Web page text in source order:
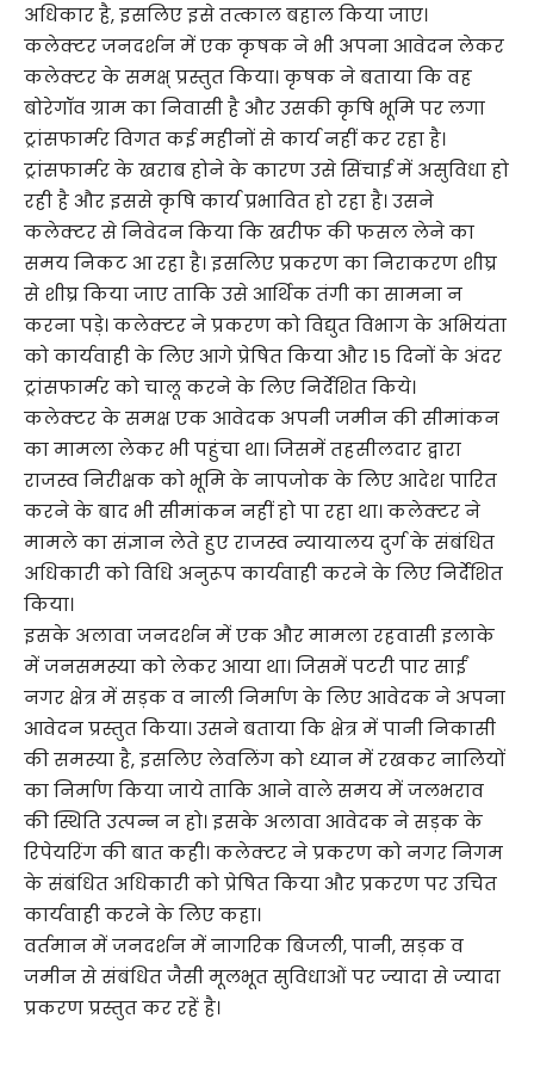
अधिकार है, इसलिए इसे तत्काल बहाल किया जाए।
कलेक्टर जनदर्शन में एक कृषक ने भी अपना आवेदन लेकर
कलेक्टर के समक्ष् प्रस्तुत किया। कृषक ने बताया कि वह
बोरेगॉव ग्राम का निवासी है और उसकी कृषि भूमि पर लगा
ट्रांसफार्मर विगत कई महीनों से कार्य नहीं कर रहा है।
ट्रांसफार्मर के खराब होने के कारण उसे सिंचाई में असुविधा हो
रही है और इससे कृषि कार्य प्रभावित हो रहा है। उसने
कलेक्टर से निवेदन किया कि खरीफ की फसल लेने का
समय निकट आ रहा है। इसलिए प्रकरण का निराकरण शीघ्र
से शीघ्र किया जाए ताकि उसे आर्थिक तंगी का सामना न
करना पड़े। कलेक्टर ने प्रकरण को विद्युत विभाग के अभियंता
को कार्यवाही के लिए आगे प्रेषित किया और 15 दिनों के अंदर
ट्रांसफार्मर को चालू करने के लिए निर्देशित किये।
कलेक्टर के समक्ष एक आवेदक अपनी जमीन की सीमांकन
का मामला लेकर भी पहुंचा था। जिसमें तहसीलदार द्वारा
राजस्व निरीक्षक को भूमि के नापजोक के लिए आदेश पारित
करने के बाद भी सीमांकन नहीं हो पा रहा था। कलेक्टर ने
मामले का संज्ञान लेते हुए राजस्व न्यायालय दुर्ग के संबंधित
अधिकारी को विधि अनुरूप कार्यवाही करने के लिए निर्देशित
किया।
इसके अलावा जनदर्शन में एक और मामला रहवासी इलाके
में जनसमस्या को लेकर आया था। जिसमें पटरी पार साईं
नगर क्षेत्र में सड़क व नाली निर्माण के लिए आवेदक ने अपना
आवेदन प्रस्तुत किया। उसने बताया कि क्षेत्र में पानी निकासी
की समस्या है, इसलिए लेवलिंग को ध्यान में रखकर नालियों
का निर्माण किया जाये ताकि आने वाले समय में जलभराव
की स्थिति उत्पन्न न हो। इसके अलावा आवेदक ने सड़क के
रिपेयरिंग की बात कही। कलेक्टर ने प्रकरण को नगर निगम
के संबंधित अधिकारी को प्रेषित किया और प्रकरण पर उचित
कार्यवाही करने के लिए कहा।
वर्तमान में जनदर्शन में नागरिक बिजली, पानी, सड़क व
जमीन से संबंधित जैसी मूलभूत सुविधाओं पर ज्यादा से ज्यादा
प्रकरण प्रस्तुत कर रहें है।